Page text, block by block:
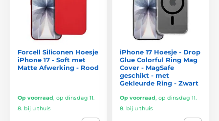
Forcell Siliconen Hoesje
iPhone 17 - Soft met
Matte Afwerking - Rood
Op voorraad, op dinsdag 11.
8. bij u thuis
iPhone 17 Hoesje - Drop
Glue Colorful Ring Mag
Cover - MagSafe
geschikt - met
Gekleurde Ring - Zwart
Op voorraad, op dinsdag 11.
8. bij u thuis